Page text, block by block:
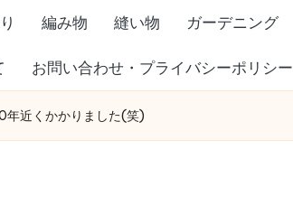
編み物 縫い物 ガーデニング
お問い合わせ・プライバシーポリシー
年近くかかりました(笑)